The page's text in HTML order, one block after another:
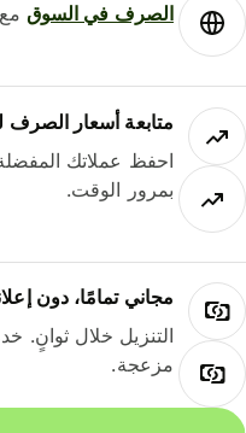
الصرف في السوقمع Wise.
متابعة أسعار الصرف
احفظ عملاتك
بمرور الوقت.
مجاني تمامًا، دون
التنزيل خلال ثوانٍ.
مزعجة.